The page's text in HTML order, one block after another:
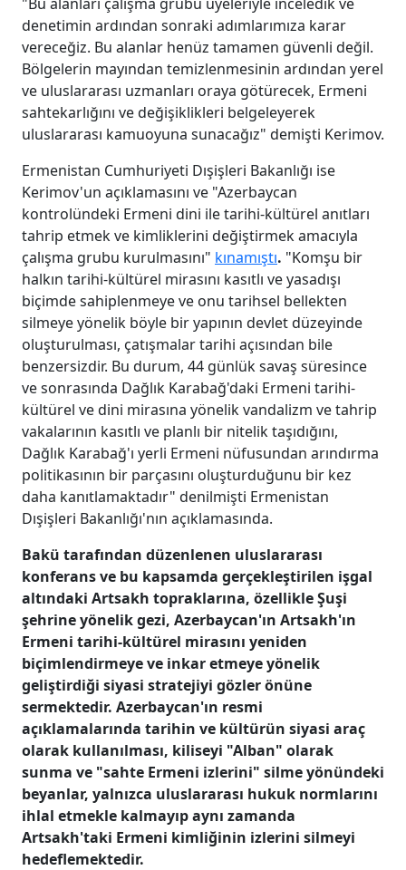
denetimin ardından sonraki adımlarımıza karar
vereceğiz. Bu alanlar henüz tamamen güvenli değil.
Bölgelerin mayından temizlenmesinin ardından yerel
ve uluslararası uzmanları oraya götürecek, Ermeni
sahtekarlığını ve değişiklikleri belgeleyerek
uluslararası kamuoyuna sunacağız" demişti Kerimov.
Ermenistan Cumhuriyeti Dışişleri Bakanlığı ise
Kerimov'un açıklamasını ve "Azerbaycan
kontrolündeki Ermeni dini ile tarihi-kültürel anıtları
tahrip etmek ve kimliklerini değiştirmek amacıyla
çalışma grubu kurulmasını" kınamıştı. "Komşu bir
halkın tarihi-kültürel mirasını kasıtlı ve yasadışı
biçimde sahiplenmeye ve onu tarihsel bellekten
silmeye yönelik böyle bir yapının devlet düzeyinde
oluşturulması, çatışmalar tarihi açısından bile
benzersizdir. Bu durum, 44 günlük savaş süresince
ve sonrasında Dağlık Karabağ'daki Ermeni tarihi-
kültürel ve dini mirasına yönelik vandalizm ve tahrip
vakalarının kasıtlı ve planlı bir nitelik taşıdığını,
Dağlık Karabağ'ı yerli Ermeni nüfusundan arındırma
politikasının bir parçasını oluşturduğunu bir kez
daha kanıtlamaktadır" denilmişti Ermenistan
Dışişleri Bakanlığı'nın açıklamasında.
Bakü tarafından düzenlenen uluslararası
konferans ve bu kapsamda gerçekleştirilen işgal
altındaki Artsakh topraklarına, özellikle Şuşi
şehrine yönelik gezi, Azerbaycan'ın Artsakh'ın
Ermeni tarihi-kültürel mirasını yeniden
biçimlendirmeye ve inkar etmeye yönelik
geliştirdiği siyasi stratejiyi gözler önüne
sermektedir. Azerbaycan'ın resmi
açıklamalarında tarihin ve kültürün siyasi araç
olarak kullanılması, kiliseyi "Alban" olarak
sunma ve "sahte Ermeni izlerini" silme yönündeki
beyanlar, yalnızca uluslararası hukuk normlarını
ihlal etmekle kalmayıp aynı zamanda
Artsakh'taki Ermeni kimliğinin izlerini silmeyi
hedeflemektedir.